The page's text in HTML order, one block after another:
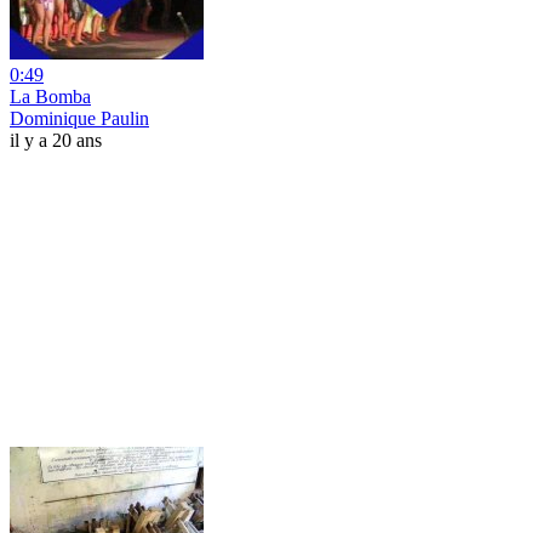
0:49
La Bomba
Dominique Paulin
il y a 20 ans